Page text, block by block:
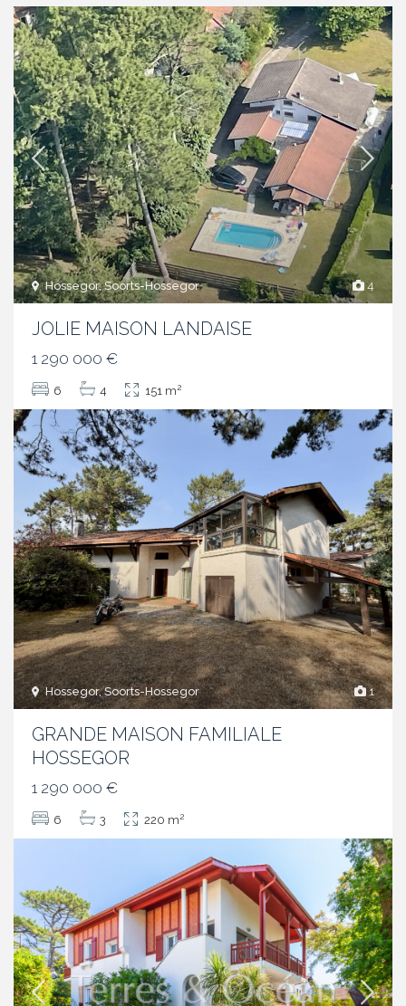
4
Hossegor, Soorts-Hossegor
JOLIE MAISON LANDAISE
1 290 000 €
6 4 151 m2
1
Hossegor, Soorts-Hossegor
GRANDE MAISON FAMILIALE
HOSSEGOR
1 290 000 €
6 3 220 m2